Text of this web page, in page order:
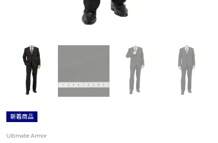
新着商品
Ultimate Armor